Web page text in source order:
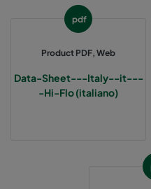
Hi-Flo 1060 ::
Hi-Flo 1060 ::
Hi-Flo 2550 ::
pdf
Product PDF, Web
Data-Sheet---Italy--it---
-Hi-Flo (italiano)